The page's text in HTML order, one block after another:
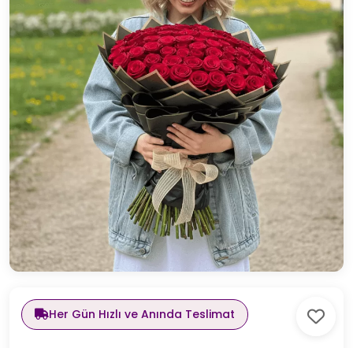
Her Gün Hızlı ve Anında Teslimat